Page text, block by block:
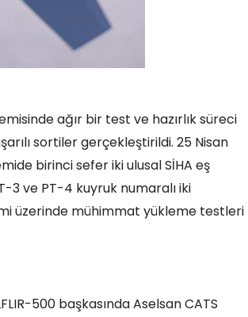
ağır bir test ve hazırlık süreci
sortiler gerçekleştirildi. 25 Nisan
birinci sefer iki ulusal SİHA eş
3 ve PT-4 kuyruk numaralı iki
üzerinde mühimmat yükleme testleri
500 başkasında Aselsan CATS